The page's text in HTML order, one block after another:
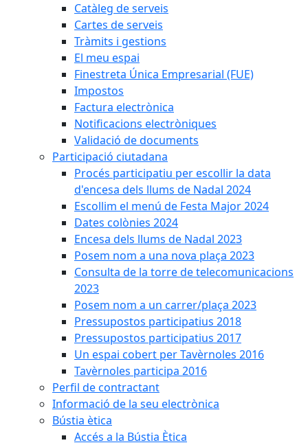
Catàleg de serveis
Cartes de serveis
Tràmits i gestions
El meu espai
Finestreta Única Empresarial (FUE)
Impostos
Factura electrònica
Notificacions electròniques
Validació de documents
Participació ciutadana
Procés participatiu per escollir la data
d'encesa dels llums de Nadal 2024
Escollim el menú de Festa Major 2024
Dates colònies 2024
Encesa dels llums de Nadal 2023
Posem nom a una nova plaça 2023
Consulta de la torre de telecomunicacions
2023
Posem nom a un carrer/plaça 2023
Pressupostos participatius 2018
Pressupostos participatius 2017
Un espai cobert per Tavèrnoles 2016
Tavèrnoles participa 2016
Perfil de contractant
Informació de la seu electrònica
Bústia ètica
Accés a la Bústia Ètica